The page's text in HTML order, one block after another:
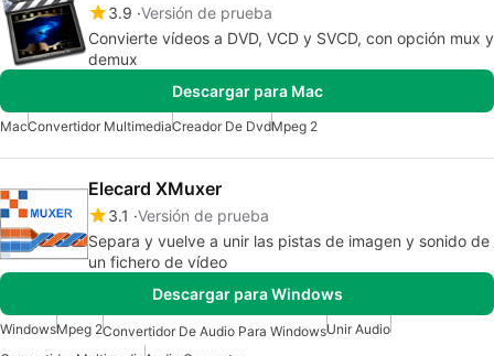
3.9 Versión de prueba
Convierte vídeos a DVD, VCD y SVCD, con opción mux y
demux
Descargar para Mac
MacConvertidor MultimediaCreador De DvdMpeg 2
Elecard XMuxer
3.1 Versión de prueba
Separa y vuelve a unir las pistas de imagen y sonido de
un fichero de vídeo
Descargar para Windows
WindowsMpeg 2Convertidor De Audio Para WindowsUnir Audio